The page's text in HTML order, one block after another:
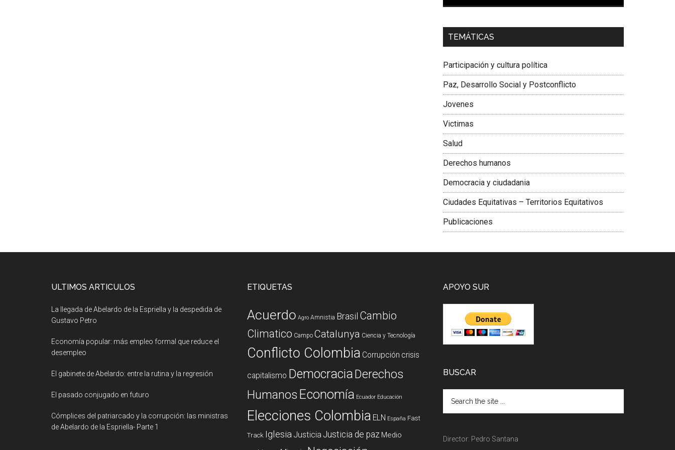
Dra. Carolina Corcho Mejía,
Latinoamericana Sur, Vicepresidenta Federación
TEMÁTICAS
Participación y cultura política
Paz, Desarrollo Social y Postconflicto
Jovenes
Victimas
Salud
Derechos humanos
Democracia y ciudadania
Ciudades Equitativas – Territorios Equitativos
Publicaciones
ULTIMOS ARTICULOS
La llegada de Abelardo de la Espriella y la despedida de
Gustavo Petro
Economía popular: más empleo formal que reduce el
desempleo
El gabinete de Abelardo: entre la rutina y la regresión
El pasado conjugado en futuro
Cómplices del patriarcado y la corrupción: las ministras
de Abelardo de la Espriella- Parte 1
ETIQUETAS
Acuerdo Agro Amnistia Brasil Cambio
Climatico Campo Catalunya Ciencia y Tecnología
Conflicto Colombia Corrupción crisis
capitalismo DemocraciaDerechos
Humanos Economía Ecuador Educación
Elecciones Colombia ELN España Fast
Track Iglesia Justicia Justicia de paz Medio
APOYO SUR
BUSCAR
Director: Pedro Santana